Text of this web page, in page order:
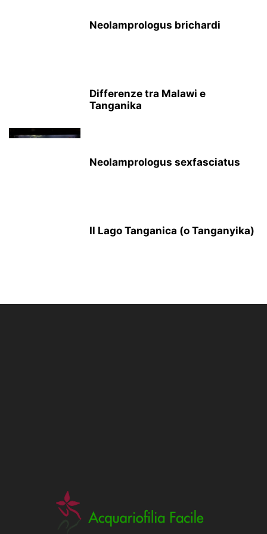
Neolamprologus brichardi
Differenze tra Malawi e
Tanganika
Neolamprologus sexfasciatus
Il Lago Tanganica (o Tanganyika)